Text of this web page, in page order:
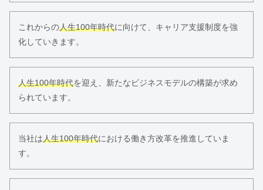
これからの人生100年時代に向けて、キャリア支援制度を強
化していきます。
人生100年時代を迎え、新たなビジネスモデルの構築が求め
られています。
当社は人生100年時代における働き方改革を推進していま
す。